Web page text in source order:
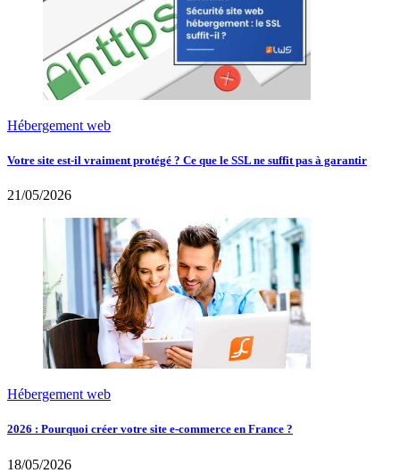
Hébergement web
Votre site est-il vraiment protégé ? Ce que le SSL ne suffit pas à garantir
21/05/2026
Hébergement web
2026 : Pourquoi créer votre site e-commerce en France ?
18/05/2026